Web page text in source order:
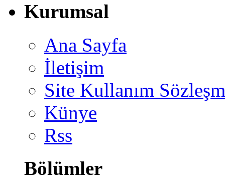
Kurumsal
Ana Sayfa
İletişim
Site Kullanım
Künye
Rss
Bölümler